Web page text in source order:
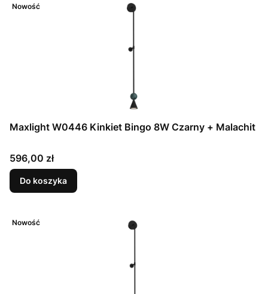
Nowość
Maxlight W0446 Kinkiet Bingo 8W Czarny + Malachit
Cena
596,00 zł
Do koszyka
Nowość